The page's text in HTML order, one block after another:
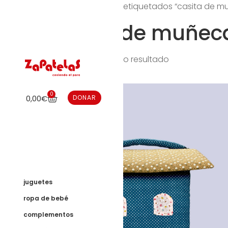
0,00€ 0 DONAR
juguetes
ropa de bebé
complementos
/ Productos etiquetados “casita de
casita de
Mostrando el único resultado